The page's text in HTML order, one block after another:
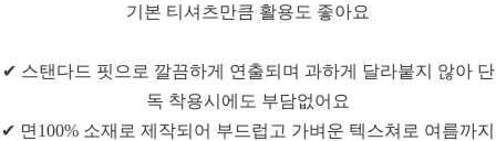
기본 티셔츠만큼 활용도 좋아요
✔ 스탠다드 핏으로 깔끔하게 연출되며 과하게 달라붙지 않아 단
독 착용시에도 부담없어요
✔ 면100% 소재로 제작되어 부드럽고 가벼운 텍스쳐로 여름까지